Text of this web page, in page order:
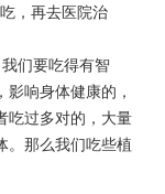
，再去医院治
们要吃得有智
响身体健康的，
吃过多对的，大量
。那么我们吃些植